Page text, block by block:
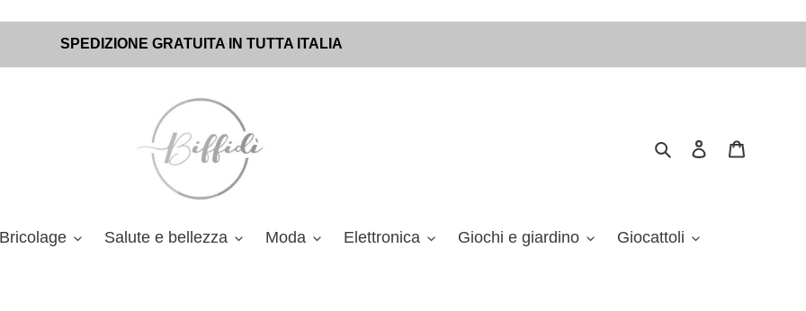
SPEDIZIONE GRATUITA IN TUTTA ITALIA
Cerca Accedi
Bricolage Salute e bellezza Moda Elettronica Giochi e giardino Giocattoli